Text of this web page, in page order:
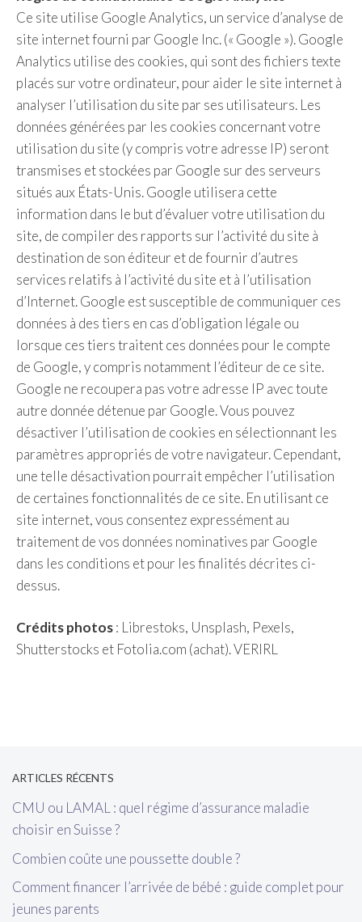
Ce site utilise Google Analytics, un service d’analyse de
site internet fourni par Google Inc. (« Google »). Google
Analytics utilise des cookies, qui sont des fichiers texte
placés sur votre ordinateur, pour aider le site internet à
analyser l’utilisation du site par ses utilisateurs. Les
données générées par les cookies concernant votre
utilisation du site (y compris votre adresse IP) seront
transmises et stockées par Google sur des serveurs
situés aux États-Unis. Google utilisera cette
information dans le but d’évaluer votre utilisation du
site, de compiler des rapports sur l’activité du site à
destination de son éditeur et de fournir d’autres
services relatifs à l’activité du site et à l’utilisation
d’Internet. Google est susceptible de communiquer ces
données à des tiers en cas d’obligation légale ou
lorsque ces tiers traitent ces données pour le compte
de Google, y compris notamment l’éditeur de ce site.
Google ne recoupera pas votre adresse IP avec toute
autre donnée détenue par Google. Vous pouvez
désactiver l’utilisation de cookies en sélectionnant les
paramètres appropriés de votre navigateur. Cependant,
une telle désactivation pourrait empêcher l’utilisation
de certaines fonctionnalités de ce site. En utilisant ce
site internet, vous consentez expressément au
traitement de vos données nominatives par Google
dans les conditions et pour les finalités décrites ci-
dessus.
Crédits photos: Librestoks, Unsplash, Pexels,
Shutterstocks et Fotolia.com (achat). VERIRL
ARTICLES RÉCENTS
CMU ou LAMAL : quel régime d’assurance maladie
choisir en Suisse ?
Combien coûte une poussette double ?
Comment financer l’arrivée de bébé : guide complet pour
jeunes parents